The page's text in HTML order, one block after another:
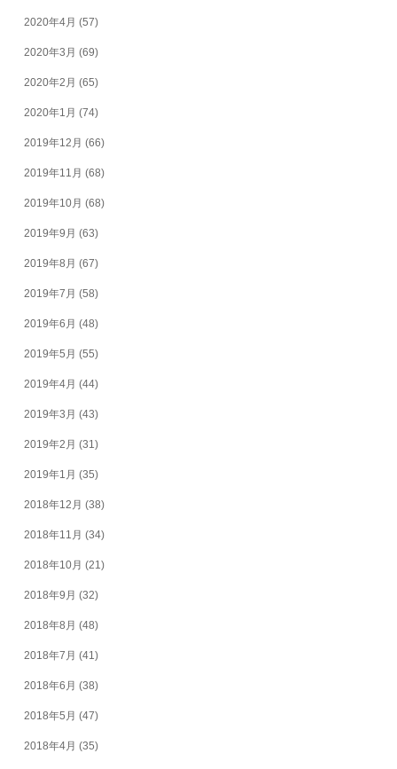
2020年4月 (57)
2020年3月 (69)
2020年2月 (65)
2020年1月 (74)
2019年12月 (66)
2019年11月 (68)
2019年10月 (68)
2019年9月 (63)
2019年8月 (67)
2019年7月 (58)
2019年6月 (48)
2019年5月 (55)
2019年4月 (44)
2019年3月 (43)
2019年2月 (31)
2019年1月 (35)
2018年12月 (38)
2018年11月 (34)
2018年10月 (21)
2018年9月 (32)
2018年8月 (48)
2018年7月 (41)
2018年6月 (38)
2018年5月 (47)
2018年4月 (35)